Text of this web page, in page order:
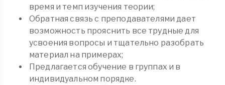
время и темп изучения теории;
Обратная связь с преподавателями дает
возможность прояснить все трудные для
усвоения вопросы и тщательно разобрать
материал на примерах;
Предлагается обучение в группах и в
индивидуальном порядке.